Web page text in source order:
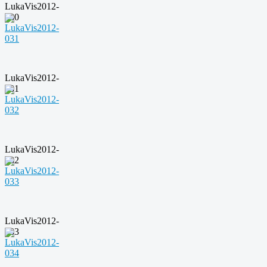
LukaVis2012-
030
LukaVis2012-
031
LukaVis2012-
032
LukaVis2012-
033